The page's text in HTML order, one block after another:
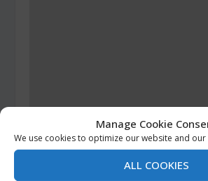
Manage Cookie
We use cookies to optimize our website and our
ALL COOKIES